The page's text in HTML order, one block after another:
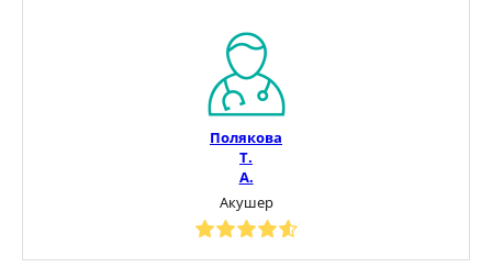
Полякова
Т.
А.
Акушер